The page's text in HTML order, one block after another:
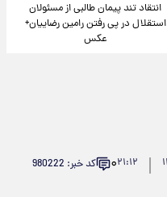
انتقاد تند پیمان طالبی از مسئولان
استقلال در پی رفتن رامین رضاییان+
عکس
۲۱:۱۲۰ کد خبر: 980222